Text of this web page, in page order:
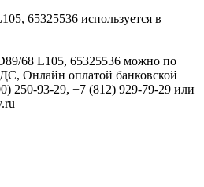
65325536 используется в
68 L105, 65325536 можно по
Онлайн оплатой банковской
250-93-29, +7 (812) 929-79-29 или